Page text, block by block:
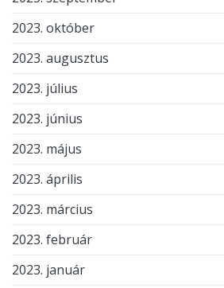
2023. október
2023. augusztus
2023. július
2023. június
2023. május
2023. április
2023. március
2023. február
2023. január